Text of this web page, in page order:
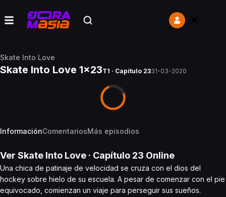
Skate Into Love
Skate Into Love 1x23T1 · Capítulo 2331-03-2020
InformaciónComentariosMás episodios
Ver Skate Into Love · Capítulo 23 Online
Una chica de patinaje de velocidad se cruza con el dios del
hockey sobre hielo de su escuela. A pesar de comenzar con el pie
equivocado, comienzan un viaje para perseguir sus sueños.